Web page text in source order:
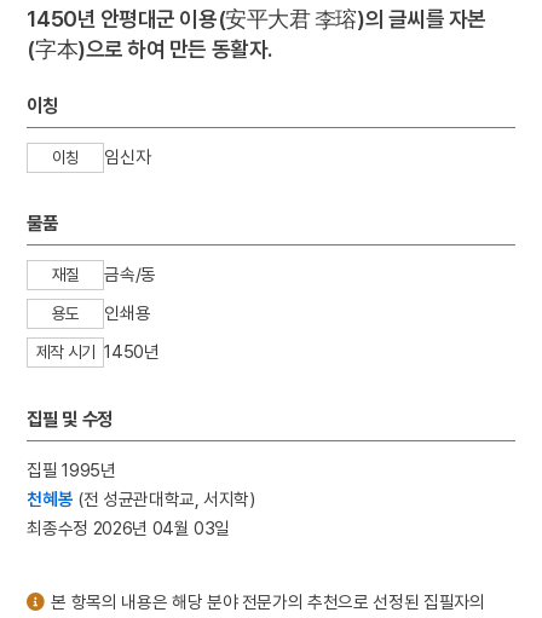
8 국방비
9 님의 침묵
1 금성대군
2 신위
4 북조선임시인민위원회
5 반야심경
6
개성 경천사지 십층석탑
7 경북대학교 상주캠퍼스
10
1450년 안평대군 이용(安平大君 李瑢)의 글씨를 자본
(字本)으로 하여 만든 동활자.
이칭
이칭 임신자
물품
재질 금속/동
용도 인쇄용
제작 시기 1450년
집필 및 수정
집필 1995년
천혜봉 (전 성균관대학교, 서지학)
최종수정 2026년 04월 03일
본 항목의 내용은 해당 분야 전문가의 추천으로 선정된 집필자의